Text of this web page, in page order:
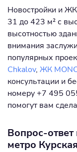
Новостройки и
31 до 423 м² с
высотностью
внимания
популярных
Сhkalov, ЖК
консультации и
номеру +7 495
помогут вам
Вопрос-
метро Курская